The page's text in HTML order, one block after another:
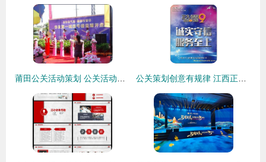
莆田公关活动策划 公关活动策划公司 公关活动策划案例,莆田公关活动策划 公关活动策划公司 公关活动策划案例生产厂家,莆田公关活动策划 公关活动策划公司 公关活动策划案例价格 公关策划创意有规律 江西正九传媒推四大私享服务 公关活动策划